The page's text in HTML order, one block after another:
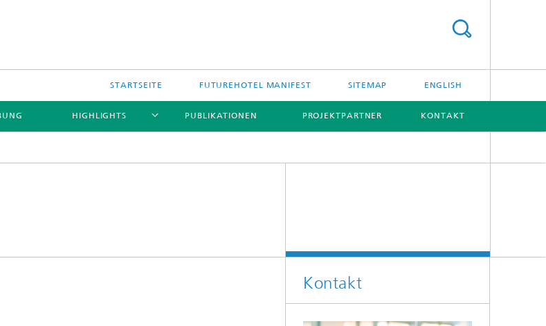
STARTSEITE FUTUREHOTEL MANIFEST SITEMAP ENGLISH
HIGHLIGHTS PUBLIKATIONEN PROJEKTPARTNER KONTAKT
Kontakt